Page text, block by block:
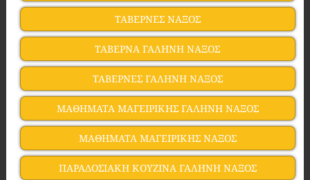
ΤΑΒΕΡΝΕΣ ΝΑΞΟΣ
ΤΑΒΕΡΝΑ ΓΑΛΗΝΗ ΝΑΞΟΣ
ΤΑΒΕΡΝΕΣ ΓΑΛΗΝΗ ΝΑΞΟΣ
ΜΑΘΗΜΑΤΑ ΜΑΓΕΙΡΙΚΗΣ ΓΑΛΗΝΗ ΝΑΞΟΣ
ΜΑΘΗΜΑΤΑ ΜΑΓΕΙΡΙΚΗΣ ΝΑΞΟΣ
ΠΑΡΑΔΟΣΙΑΚΗ ΚΟΥΖΙΝΑ ΓΑΛΗΝΗ ΝΑΞΟΣ